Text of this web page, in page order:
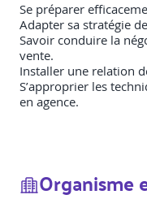
Se préparer
Adapter sa stratégie
Savoir conduire la
vente.
Installer une relation
S’approprier les
en agence.
Organisme